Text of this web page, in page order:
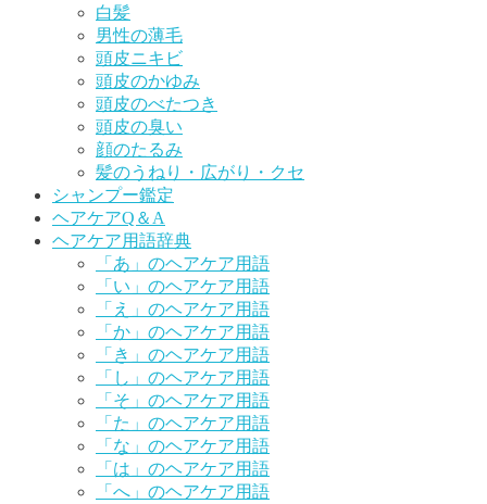
白髪
男性の薄毛
頭皮ニキビ
頭皮のかゆみ
頭皮のべたつき
頭皮の臭い
顔のたるみ
髪のうねり・広がり・クセ
シャンプー鑑定
ヘアケアQ＆A
ヘアケア用語辞典
「あ」のヘアケア用語
「い」のヘアケア用語
「え」のヘアケア用語
「か」のヘアケア用語
「き」のヘアケア用語
「し」のヘアケア用語
「そ」のヘアケア用語
「た」のヘアケア用語
「な」のヘアケア用語
「は」のヘアケア用語
「へ」のヘアケア用語